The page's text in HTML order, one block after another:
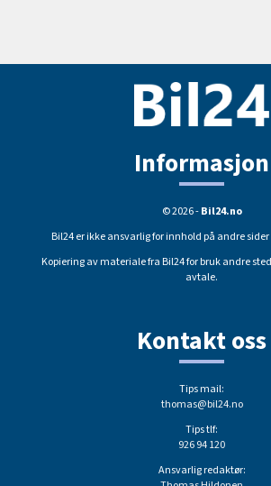
Informasjon
© 2026 -Bil24.no
Bil24 er ikke ansvarlig for innhold på andre
Kopiering av materiale fra Bil24 for bruk andre
avtale.
Kontakt oss
Tips mail:
thomas@bil24.no
Tips tlf:
926 94 120
Ansvarlig redaktør: